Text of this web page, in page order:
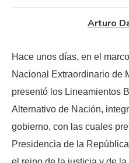
Arturo
Hace unos días, en el
Nacional Extraordinario de
presentó los Lineamientos
Alternativo de Nación,
gobierno, con las cuales
Presidencia de la